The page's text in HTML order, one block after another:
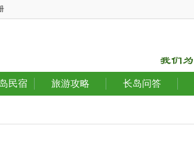
民宿 旅游攻略 长岛问答